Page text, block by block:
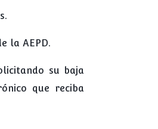
la AEPD.
su baja
que reciba